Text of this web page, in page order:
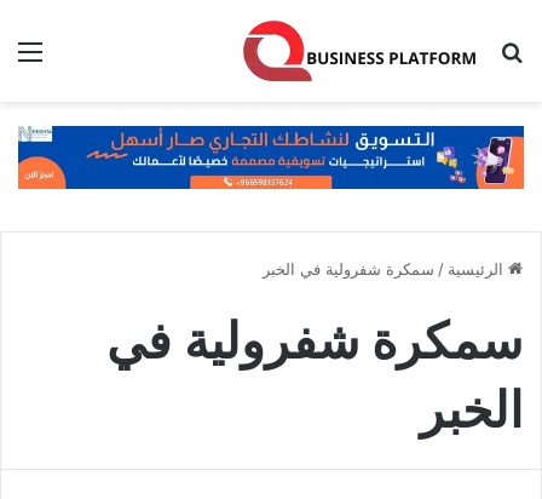
بحث عن
الرئيسية / سمكرة شفرولية في الخبر
سمكرة شفرولية في
الخبر